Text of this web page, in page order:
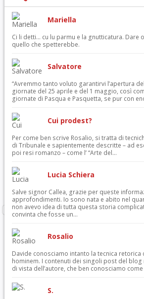
Mariella
Ci li detti… cu lu parmu e la gnutticatura. Dare
quello che spetterebbe.
Salvatore
“Avremmo tanto voluto garantirvi l’apertura
giornate del 25 aprile e del 1 maggio, così
giornate di Pasqua e Pasquetta, se pur con
Cui prodest?
Per come ben scrive Rosalio, si tratta di
di Tribunale e sapientemente descritte – ad
poi resi romanzo – come l’ “Arte del...
Lucia Schiera
Salve signor Callea, grazie per queste
approfondimenti. Io sono nata e abito nel
non avevo idea di tutta questa storia
convinta che fosse un...
Rosalio
Davide conosciamo intanto la tecnica retorica
hominem. I contenuti dei singoli post del
di vista dell’autore, che ben conosciamo
S.